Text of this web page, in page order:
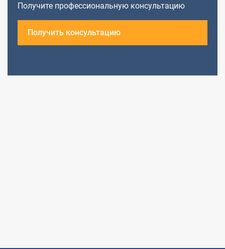
Получите профессиональную консультацию
Получить консультацию